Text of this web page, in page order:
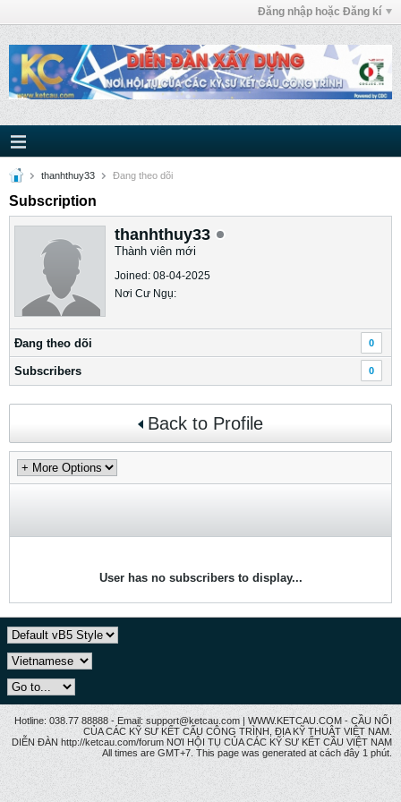
Đăng nhập hoặc Đăng kí
thanhthuy33 Ðang theo dõi
Subscription
thanhthuy33
Thành viên mới
Joined: 08-04-2025
Nơi Cư Ngụ:
Ðang theo dõi 0
Subscribers 0
Back to Profile
User has no subscribers to display...
Hotline: 038.77 88888 - Email: support@ketcau.com | WWW.KETCAU.COM - CẦU NỐI
CỦA CÁC KỸ SƯ KẾT CẤU CÔNG TRÌNH, ĐỊA KỸ THUẬT VIỆT NAM.
DIỄN ĐÀN http://ketcau.com/forum NƠI HỘI TỤ CỦA CÁC KỸ SƯ KẾT CÂU VIỆT NAM
All times are GMT+7. This page was generated at cách đây 1 phút.